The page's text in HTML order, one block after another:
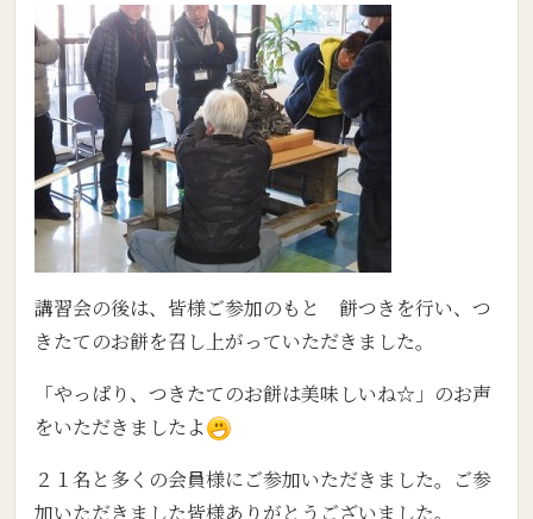
講習会の後は、皆様ご参加のもと 餅つきを行い、つ
きたてのお餅を召し上がっていただきました。
「やっぱり、つきたてのお餅は美味しいね☆」のお声
をいただきましたよ
２１名と多くの会員様にご参加いただきました。ご参
加いただきました皆様ありがとうございました。